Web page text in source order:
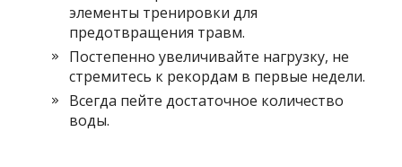
элементы тренировки для
предотвращения травм.
Постепенно увеличивайте нагрузку, не
стремитесь к рекордам в первые недели.
Всегда пейте достаточное количество
воды.